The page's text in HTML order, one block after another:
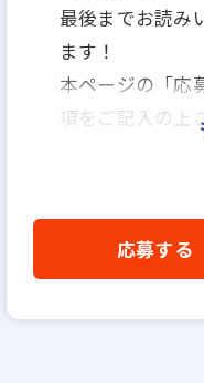
最後までお読み
ます！
本ページの「応
項をご記入の上
「応募する」よ
WEB応募書類に
▼
応募する